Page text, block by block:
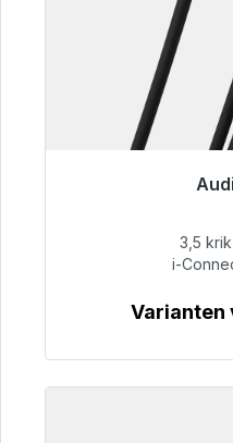
Klaar voor
€
3,5
i-
Varianten